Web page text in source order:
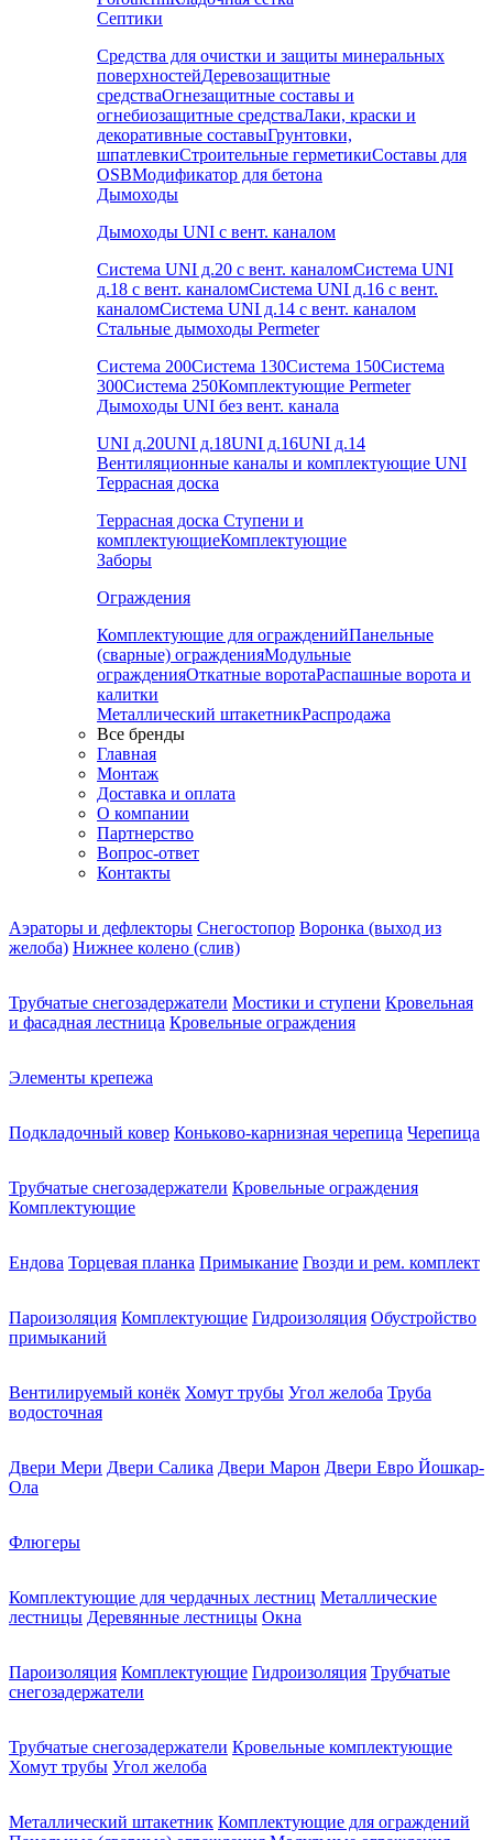
Септики
Средства для очистки и защиты минеральных
поверхностейДеревозащитные
средстваОгнезащитные составы и
огнебиозащитные средстваЛаки, краски и
декоративные составыГрунтовки,
шпатлевкиСтроительные герметикиСоставы для
OSBМодификатор для бетона
Дымоходы
Дымоходы UNI с вент. каналом
Система UNI д.20 с вент. каналомСистема UNI
д.18 с вент. каналомСистема UNI д.16 с вент.
каналомСистема UNI д.14 с вент. каналом
Стальные дымоходы Permeter
Система 200Система 130Система 150Система
300Система 250Комплектующие Permeter
Дымоходы UNI без вент. канала
UNI д.20UNI д.18UNI д.16UNI д.14
Вентиляционные каналы и комплектующие UNI
Террасная доска
Террасная доска Ступени и
комплектующиеКомплектующие
Заборы
Ограждения
Комплектующие для огражденийПанельные
(сварные) огражденияМодульные
огражденияОткатные воротаРаспашные ворота и
калитки
Металлический штакетникРаспродажа
Все бренды
Главная
Монтаж
Доставка и оплата
О компании
Партнерство
Вопрос-ответ
Контакты
Аэраторы и дефлекторы Снегостопор Воронка (выход из
желоба) Нижнее колено (слив)
Трубчатые снегозадержатели Мостики и ступени Кровельная
и фасадная лестница Кровельные ограждения
Элементы крепежа
Подкладочный ковер Коньково-карнизная черепица Черепица
Трубчатые снегозадержатели Кровельные ограждения
Комплектующие
Ендова Торцевая планка Примыкание Гвозди и рем. комплект
Пароизоляция Комплектующие Гидроизоляция Обустройство
примыканий
Вентилируемый конёк Хомут трубы Угол желоба Труба
водосточная
Двери Мери Двери Салика Двери Марон Двери Евро Йошкар-
Ола
Флюгеры
Комплектующие для чердачных лестниц Металлические
лестницы Деревянные лестницы Окна
Пароизоляция Комплектующие Гидроизоляция Трубчатые
снегозадержатели
Трубчатые снегозадержатели Кровельные комплектующие
Хомут трубы Угол желоба
Металлический штакетник Комплектующие для ограждений